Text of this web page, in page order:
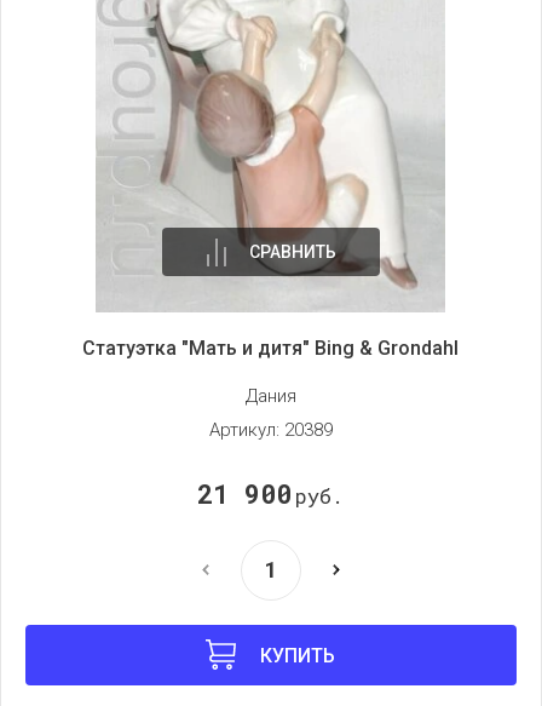
СРАВНИТЬ
Статуэтка "Мать и дитя" Bing & Grondahl
Дания
Артикул: 20389
21 900 руб.
КУПИТЬ